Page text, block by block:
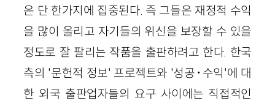
은 단 한가지에 집중된다. 즉 그들은 재정적 수익
을 많이 올리고 자기들의 위신을 보장할 수 있을
정도로 잘 팔리는 작품을 출판하려고 한다. 한국
측의 '문헌적 정보' 프로젝트와 '성공･수익'에 대
한 외국 출판업자들의 요구 사이에는 직접적인